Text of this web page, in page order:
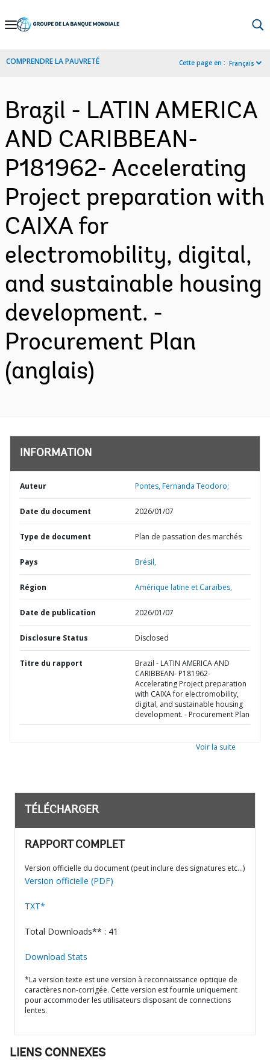
Skip
Navigation
COMPRENDRE LA PAUVRETÉ Cette page en : Français
Brazil - LATIN AMERICA
AND CARIBBEAN-
P181962- Accelerating
Project preparation with
CAIXA for
electromobility, digital,
and sustainable housing
development. -
Procurement Plan
(anglais)
INFORMATION
Auteur Pontes, Fernanda Teodoro;
Date du document 2026/01/07
Type de document Plan de passation des marchés
Pays Brésil,
Région Amérique latine et Caraïbes,
Date de publication 2026/01/07
Disclosure Status Disclosed
Titre du rapport
Brazil - LATIN AMERICA AND
CARIBBEAN- P181962-
Accelerating Project preparation
with CAIXA for electromobility,
digital, and sustainable housing
development. - Procurement Plan
Voir la suite
TÉLÉCHARGER
RAPPORT COMPLET
Version officielle du document (peut inclure des signatures etc…)
Version officielle (PDF)
TXT*
Total Downloads** : 41
Download Stats
*La version texte est une version à reconnaissance optique de
caractères non-corrigée. Cette version est fournie uniquement
pour accommoder les utilisateurs disposant de connections
lentes.
LIENS CONNEXES